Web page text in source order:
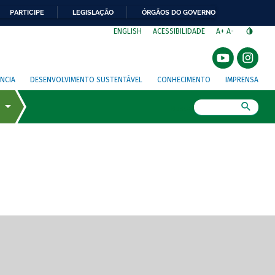
PARTICIPE LEGISLAÇÃO ÓRGÃOS DO GOVERNO
ENGLISH ACESSIBILIDADE A+ A-
DESENVOLVIMENTO SUSTENTÁVEL CONHECIMENTO IMPRENSA
de tela